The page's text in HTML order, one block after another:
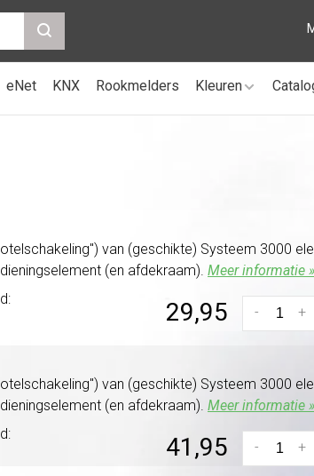
eNet KNX Rookmelders Kleuren
van (geschikte) Systeem 3000
(en afdekraam). Meer informatie »
29,95 +
-
van (geschikte) Systeem 3000
(en afdekraam). Meer informatie »
41,95 +
-